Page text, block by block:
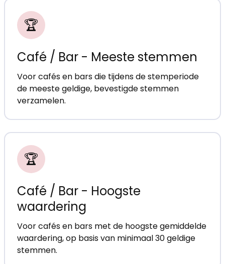
🏆
Café / Bar - Meeste stemmen
Voor cafés en bars die tijdens de stemperiode
de meeste geldige, bevestigde stemmen
verzamelen.
🏆
Café / Bar - Hoogste
waardering
Voor cafés en bars met de hoogste gemiddelde
waardering, op basis van minimaal 30 geldige
stemmen.